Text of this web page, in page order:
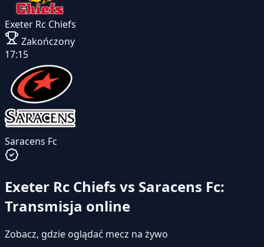
Exeter Rc Chiefs
Zakończony
17:15
Saracens Fc
Exeter Rc Chiefs vs Saracens Fc:
Transmisja online
Zobacz, gdzie oglądać mecz na żywo